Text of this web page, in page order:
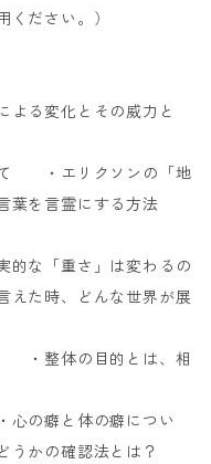
ださい。）
る変化とその威力と
・エリクソンの「地
を言霊にする方法
な「重さ」は変わるの
た時、どんな世界が展
整体の目的とは、相
の癖と体の癖につい
かの確認法とは？